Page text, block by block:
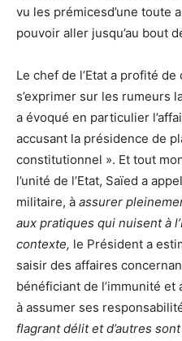
vu les prémicesd’une toute
pouvoir aller jusqu’au bout
Le chef de l’Etat a profité
s’exprimer sur les rumeurs
a évoqué en particulier
accusant la présidence de
constitutionnel ». Et tout
l’unité de l’Etat, Saïed a
militaire, à assurer
aux pratiques qui nuisent à
contexte, le Président a
saisir des affaires
bénéficiant de l’immunité et
à assumer ses
flagrant délit et d’autres